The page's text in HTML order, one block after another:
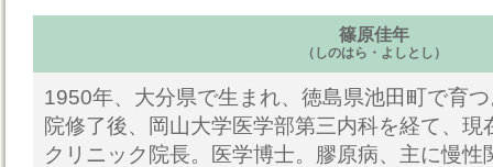
篠原佳年
（しのはら・よしとし）
1950年、大分県で生まれ、徳島県池田町で育
院修了後、岡山大学医学部第三内科を経て、現
クリニック院長。医学博士。膠原病、主に慢性